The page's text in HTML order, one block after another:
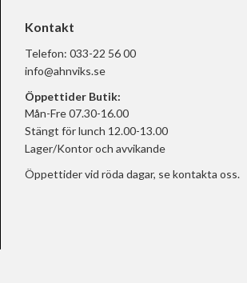
Kontakt
Telefon: 033-22 56 00
info@ahnviks.se
Öppettider Butik:
Mån-Fre 07.30-16.00
Stängt för lunch 12.00-13.00
Lager/Kontor och avvikande
Öppettider vid röda dagar, sekontakta oss.